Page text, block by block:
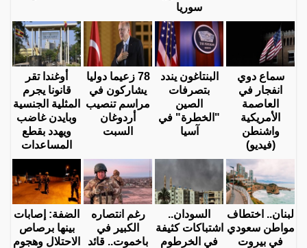
سوريا
سماع دوي
انفجار في
العاصمة
الأمريكية
واشنطن
(فيديو)
البنتاغون يندد
بتصرفات
الصين
"الخطرة" في
آسيا
78 زعيما دوليا
يشاركون في
مراسم تنصيب
أردوغان
السبت
أوغندا تقر
قانونا يجرم
المثلية الجنسية
وبايدن غاضب
ويهدد بقطع
المساعدات
لبنان.. اختطاف
مواطن سعودي
في بيروت
السودان..
اشتباكات كثيفة
في الخرطوم
رغم انتصاره
الكبير في
باخموت.. قائد
الضفة: إصابات
بينها برصاص
الاحتلال وهجوم